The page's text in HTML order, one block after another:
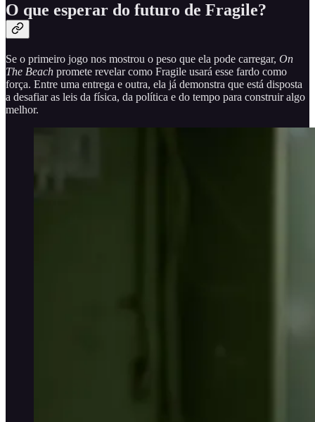
O que esperar do futuro de Fragile?
Se o primeiro jogo nos mostrou o peso que ela pode carregar, On
The Beach promete revelar como Fragile usará esse fardo como
força. Entre uma entrega e outra, ela já demonstra que está disposta
a desafiar as leis da física, da política e do tempo para construir algo
melhor.